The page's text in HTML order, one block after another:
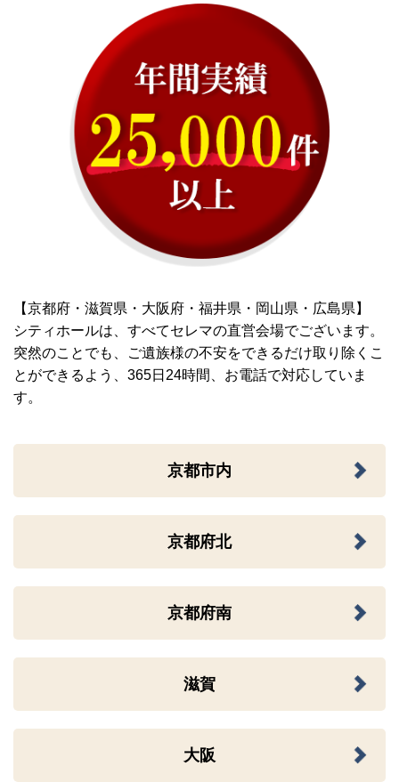
【京都府・滋賀県・大阪府・福井県・岡山県・広島県】
シティホールは、すべてセレマの直営会場でございます。
突然のことでも、ご遺族様の不安をできるだけ取り除くこ
とができるよう、365日24時間、お電話で対応していま
す。
京都市内
京都府北
京都府南
滋賀
大阪